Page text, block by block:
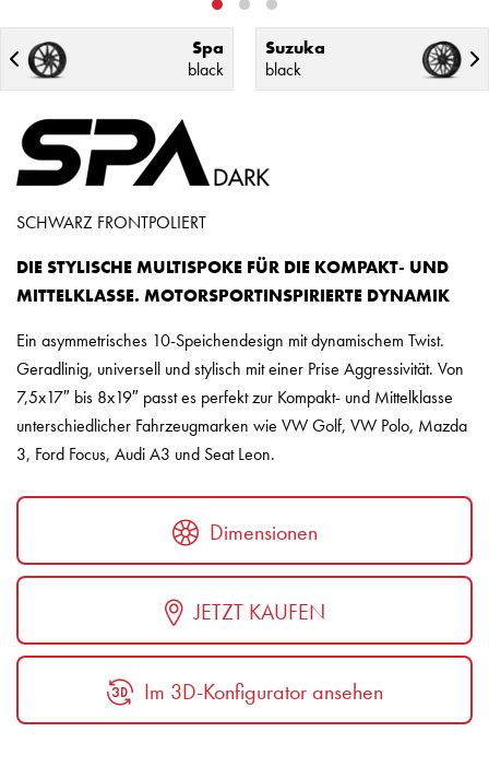
Spa
black
Suzuka
black
SCHWARZ FRONTPOLIERT
DIE STYLISCHE MULTISPOKE FÜR DIE KOMPAKT- UND
MITTELKLASSE. MOTORSPORTINSPIRIERTE DYNAMIK
Ein asymmetrisches 10-Speichendesign mit dynamischem Twist.
Geradlinig, universell und stylisch mit einer Prise Aggressivität. Von
7,5x17″ bis 8x19″ passt es perfekt zur Kompakt- und Mittelklasse
unterschiedlicher Fahrzeugmarken wie VW Golf, VW Polo, Mazda
3, Ford Focus, Audi A3 und Seat Leon.
Dimensionen
JETZT KAUFEN
Im 3D-Konfigurator ansehen